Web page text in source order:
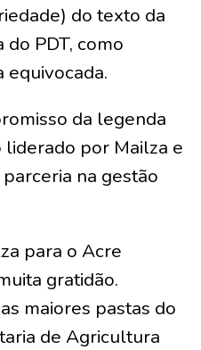
do texto da
do PDT, como
da legenda
por Mailza e
na gestão
para o Acre
gratidão.
maiores pastas do
de Agricultura